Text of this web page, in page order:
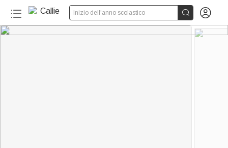
Inizio dell'anno scolastico  